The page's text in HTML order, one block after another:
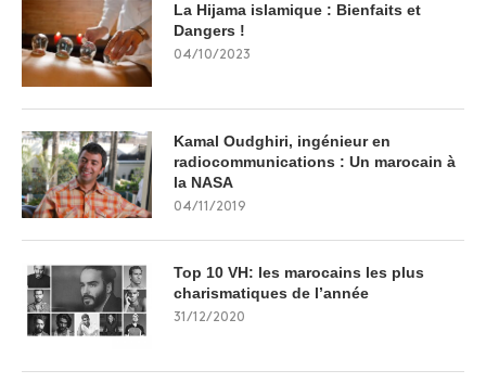
La Hijama islamique : Bienfaits et
Dangers !
04/10/2023
Kamal Oudghiri, ingénieur en
radiocommunications : Un marocain à
la NASA
04/11/2019
Top 10 VH: les marocains les plus
charismatiques de l’année
31/12/2020